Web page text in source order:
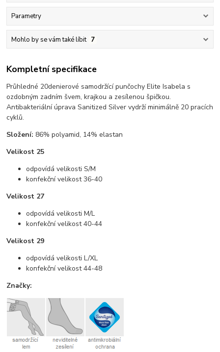
Parametry
Mohlo by se vám také líbit 7
Kompletní specifikace
Průhledné 20denierové samodržící punčochy Elite Isabela s
ozdobným zadním švem, krajkou a zesílenou špičkou.
Antibakteriální úprava Sanitized Silver vydrží minimálně 20 pracích
cyklů.
Složení: 86% polyamid, 14% elastan
Velikost 25
odpovídá velikosti S/M
konfekční velikost 36-40
Velikost 27
odpovídá velikosti M/L
konfekční velikost 40-44
Velikost 29
odpovídá velikosti L/XL
konfekční velikost 44-48
Značky: